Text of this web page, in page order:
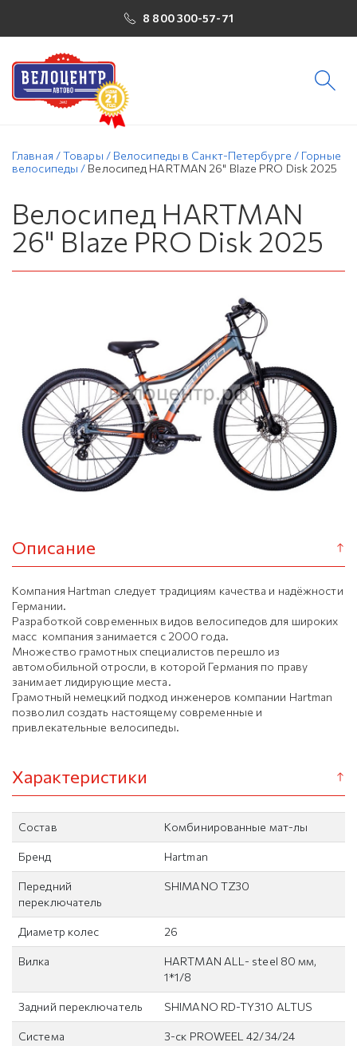
8 800 300-57-71
Главная /Товары / Велосипеды в Санкт-Петербурге / Горные
велосипеды / Велосипед HARTMAN 26" Blaze PRO Disk 2025
Велосипед HARTMAN
26" Blaze PRO Disk 2025
Описание
Компания Hartman следует традициям качества и надёжности
Германии.
Разработкой современных видов велосипедов для широких
масс компания занимается с 2000 года.
Множество грамотных специалистов перешло из
автомобильной отросли, в которой Германия по праву
занимает лидирующие места.
Грамотный немецкий подход инженеров компании Hartman
позволил создать настоящему современные и
привлекательные велосипеды.
Характеристики
Состав Комбинированные мат-лы
Бренд Hartman
Передний
переключатель
SHIMANO TZ30
Диаметр колес 26
Вилка
HARTMAN ALL- steel 80 мм,
1*1/8
Задний переключатель SHIMANO RD-TY310 ALTUS
Система 3-ск PROWEEL 42/34/24